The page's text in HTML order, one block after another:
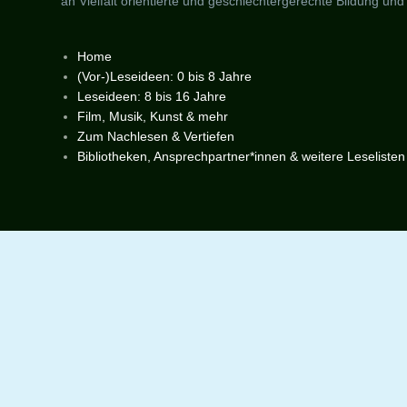
Home
(Vor-)Leseideen: 0 bis 8 Jahre
Leseideen: 8 bis 16 Jahre
Film, Musik, Kunst & mehr
Zum Nachlesen & Vertiefen
Bibliotheken, Ansprechpartner*innen & weitere Leselisten